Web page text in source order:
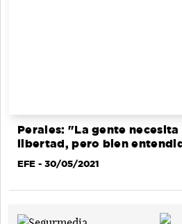
Perales: "La gente
libertad, pero bien
EFE - 30/05/2021